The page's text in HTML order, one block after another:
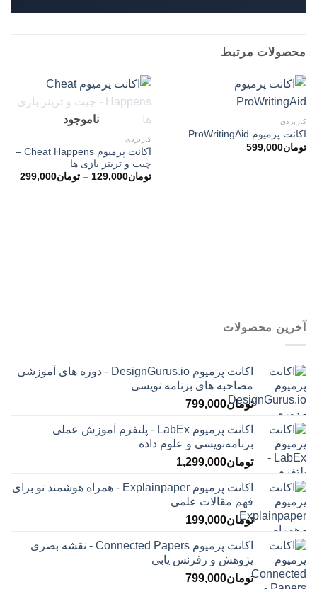
محصولات مرتبط
کاربردی
اکانت پرمیوم ProWritingAid
تومان599,000
ناموجود
کاربردی
اکانت پرمیوم Cheat Happens –
چیت و ترینز بازی ها
تومان129,000
– تومان299,000
آخرین محصولات
اکانت پرمیوم DesignGurus.io - دوره ‌های آموزشی
مصاحبه ‌های برنامه نویسی
تومان799,000
اکانت پرمیوم LabEx - پلتفرم آموزش عملی
برنامه‌نویسی و علوم داده
تومان1,299,000
اکانت پرمیوم Explainpaper - همراه هوشمند تو برای
فهم مقالات علمی
تومان199,000
اکانت پرمیوم Connected Papers - نقشه بصری
پژوهش و رفرنس یابی
تومان799,000